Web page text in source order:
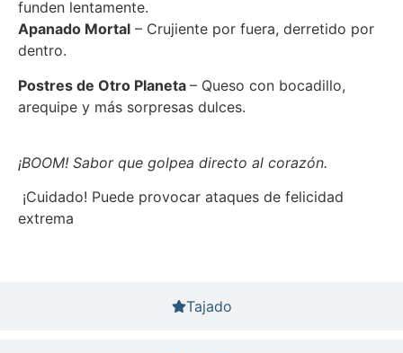
Tajado
funden lentamente.
Apanado Mortal – Crujiente por fuera, derretido por
dentro.
Postres de Otro Planeta – Queso con bocadillo,
arequipe y más sorpresas dulces.
¡BOOM! Sabor que golpea directo al corazón.
¡Cuidado! Puede provocar ataques de felicidad
extrema